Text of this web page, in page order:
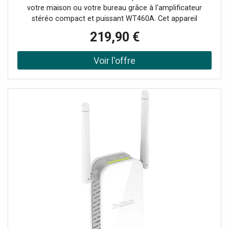
50/60Hz (adaptateur 19V), THD
votre maison ou votre bureau grâce à l'amplificateur
stéréo compact et puissant WT460A. Cet appareil
parleurs en un système audio multi-pièces HiFi sans fil
grâce à l'amplificateur numérique de classe D intégré. (Il
est équipé d'une fonction WIFI pour connecter vos haut-
parleurs à votre réseau domestique et lire de la musique
(Android) ou Q-play. Diffusez facilement votre musique
préférée via le streaming BT ou à partir de services de
domestique intelligente !Système audio multiroom
compact, Amplificateur numérique de classe D 4x 60W,
Amplificateur stéréo Wi-Fi Plug and Play, Peut être utilisé
avec l'application Legacy player (Android et iOS),
Récepteur BT pour le streaming audio, 10 préréglages
personnalisables (programmables via l'application),
Fonctionne également avec la plupart des autres services
de diffusion en continu, Entrée RCA et USB, Connexion
219,90 €